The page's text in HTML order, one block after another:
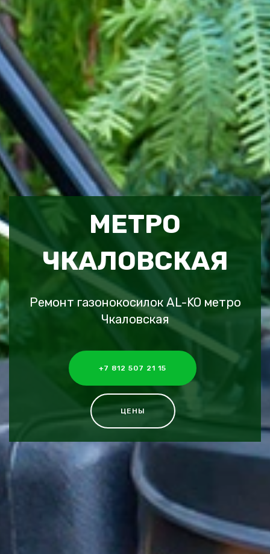
МЕТРО
ЧКАЛОВСКАЯ
Ремонт газонокосилок AL-KO метро
Чкаловская
+7 812 507 21 15
ЦЕНЫ